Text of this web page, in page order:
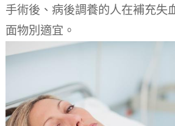
手術後、病後調養的人在補充失
面物別適宜。